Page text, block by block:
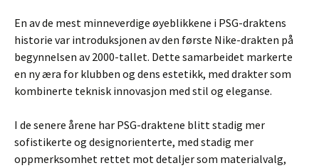
En av de mest minneverdige øyeblikkene i PSG-draktens
historie var introduksjonen av den første Nike-drakten på
begynnelsen av 2000-tallet. Dette samarbeidet markerte
en ny æra for klubben og dens estetikk, med drakter som
kombinerte teknisk innovasjon med stil og eleganse.
I de senere årene har PSG-draktene blitt stadig mer
sofistikerte og designorienterte, med stadig mer
oppmerksomhet rettet mot detaljer som materialvalg,